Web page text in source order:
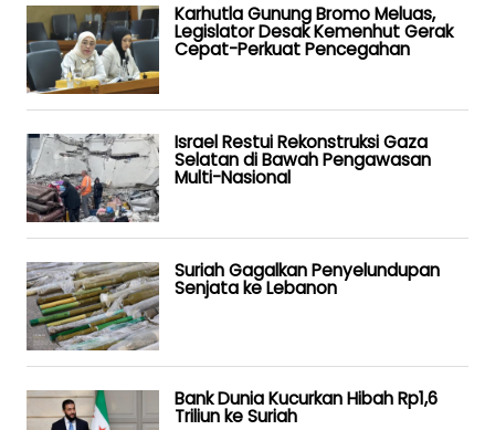
Karhutla Gunung Bromo Meluas,
Legislator Desak Kemenhut Gerak
Cepat-Perkuat Pencegahan
Israel Restui Rekonstruksi Gaza
Selatan di Bawah Pengawasan
Multi-Nasional
Suriah Gagalkan Penyelundupan
Senjata ke Lebanon
Bank Dunia Kucurkan Hibah Rp1,6
Triliun ke Suriah